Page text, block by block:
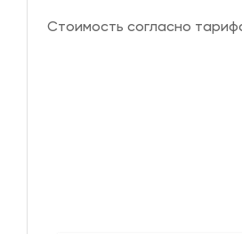
Стоимость согласно